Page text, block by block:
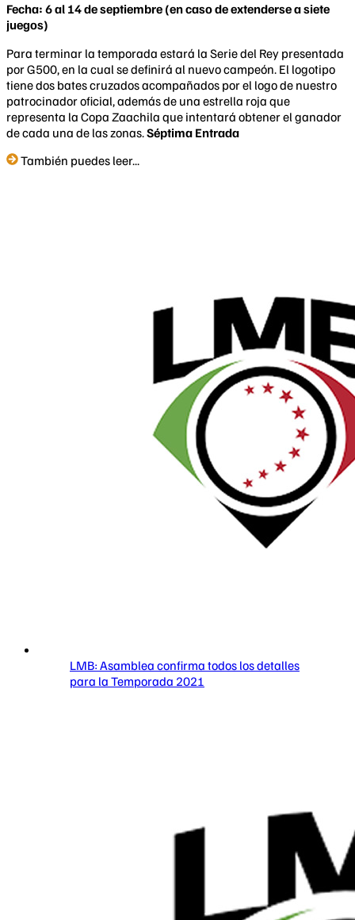
Fecha: 6 al 14 de septiembre (en caso de extenderse a siete
juegos)
Para terminar la temporada estará la Serie del Rey presentada
por G500, en la cual se definirá al nuevo campeón. El logotipo
tiene dos bates cruzados acompañados por el logo de nuestro
patrocinador oficial, además de una estrella roja que
representa la Copa Zaachila que intentará obtener el ganador
de cada una de las zonas.Séptima Entrada
También puedes leer...
LMB: Asamblea confirma todos los detalles
para la Temporada 2021